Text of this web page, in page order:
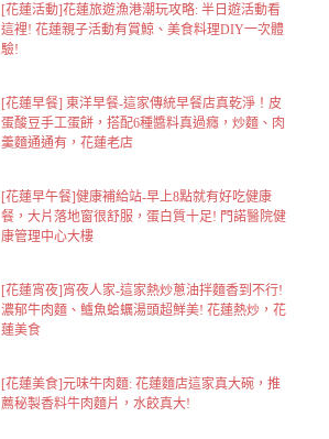
[花蓮活動]花蓮旅遊漁港潮玩攻略: 半日遊活動看
這裡! 花蓮親子活動有賞鯨、美食料理DIY一次體
驗!
[花蓮早餐] 東洋早餐-這家傳統早餐店真乾淨！皮
蛋酸豆手工蛋餅，搭配6種醬料真過癮，炒麵、肉
羹麵通通有，花蓮老店
[花蓮早午餐]健康補給站-早上8點就有好吃健康
餐，大片落地窗很舒服，蛋白質十足! 門諾醫院健
康管理中心大樓
[花蓮宵夜]宵夜人家-這家熱炒蔥油拌麵香到不行!
濃郁牛肉麵、鱸魚蛤蠣湯頭超鮮美! 花蓮熱炒，花
蓮美食
[花蓮美食]元味牛肉麵: 花蓮麵店這家真大碗，推
薦秘製香料牛肉麵片，水餃真大!